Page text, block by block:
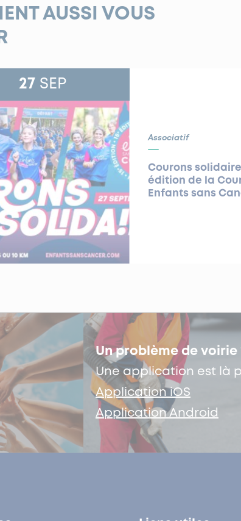
AUSSI VOUS
27 SEP
Associatif
Courons solidaire
édition de la
Enfants sans
Un problème de voirie
Une application est là
Application iOS
Application Android